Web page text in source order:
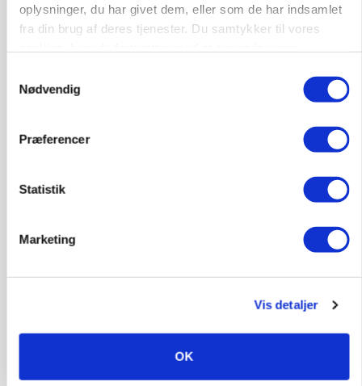
oplysninger, du har givet dem, eller som de har indsamlet
fra din brug af deres tjenester. Du samtykker til vores
Nødvendig
Præferencer
Statistik
Marketing
Vis detaljer
OK
Bønder holder vagt ved Rusland
GRISE